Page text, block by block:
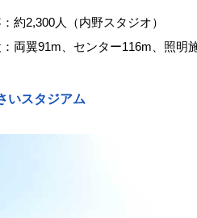
約2,300人（内野スタジオ）
両翼91m、センター116m、照明
いスタジアム